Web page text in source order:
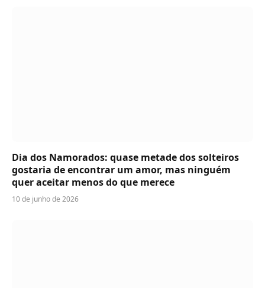
Dia dos Namorados: quase metade dos solteiros
gostaria de encontrar um amor, mas ninguém
quer aceitar menos do que merece
10 de junho de 2026